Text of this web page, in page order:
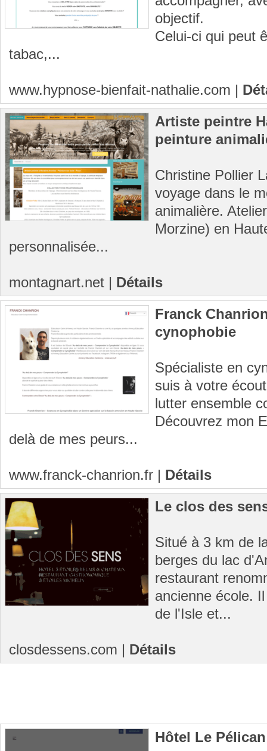
objectif.
Celui-ci qui peut
tabac,...
www.hypnose-bienfait-nathalie.com |
Artiste peintre
peinture
Christine Pollier
voyage dans le
animalière.
Morzine) en
personnalisée...
montagnart.net | Détails
Franck
cynophobie
Spécialiste en
suis à votre
lutter ensemble
Découvrez mon
delà de mes peurs...
www.franck-chanrion.fr | Détails
Le clos des
Situé à 3 km de
berges du lac
restaurant
ancienne école.
de l'Isle et...
closdessens.com | Détails
Hôtel Le